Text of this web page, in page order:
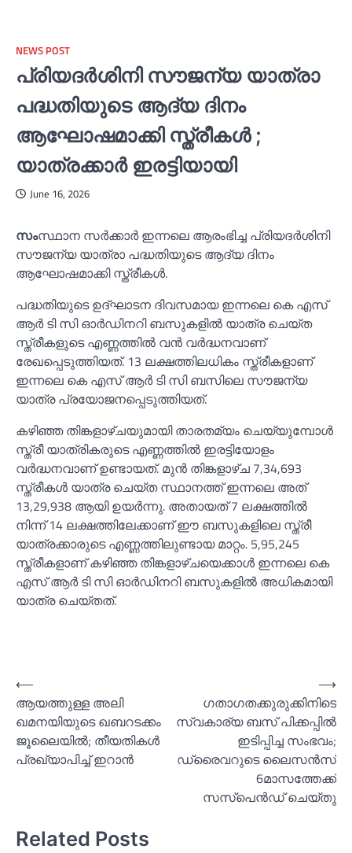
NEWS POST
പ്രിയദര്‍ശിനി സൗജന്യ യാത്രാ
പദ്ധതിയുടെ ആദ്യ ദിനം
ആഘോഷമാക്കി സ്ത്രീകള്‍ ;
യാത്രക്കാര്‍ ഇരട്ടിയായി
June 16, 2026
സംസ്ഥാന സര്‍ക്കാര്‍ ഇന്നലെ ആരംഭിച്ച പ്രിയദര്‍ശിനി
സൗജന്യ യാത്രാ പദ്ധതിയുടെ ആദ്യ ദിനം
ആഘോഷമാക്കി സ്ത്രീകള്‍.
പദ്ധതിയുടെ ഉദ്ഘാടന ദിവസമായ ഇന്നലെ കെ എസ്
ആര്‍ ടി സി ഓര്‍ഡിനറി ബസുകളില്‍ യാത്ര ചെയ്ത
സ്ത്രീകളുടെ എണ്ണത്തില്‍ വന്‍ വര്‍ദ്ധനവാണ്
രേഖപ്പെടുത്തിയത്. 13 ലക്ഷത്തിലധികം സ്ത്രീകളാണ്
ഇന്നലെ കെ എസ് ആര്‍ ടി സി ബസിലെ സൗജന്യ
യാത്ര പ്രയോജനപ്പെടുത്തിയത്.
കഴിഞ്ഞ തിങ്കളാഴ്ചയുമായി താരതമ്യം ചെയ്യുമ്പോള്‍
സ്ത്രീ യാത്രികരുടെ എണ്ണത്തില്‍ ഇരട്ടിയോളം
വര്‍ദ്ധനവാണ് ഉണ്ടായത്. മുന്‍ തിങ്കളാഴ്ച 7,34,693
സ്ത്രീകള്‍ യാത്ര ചെയ്ത സ്ഥാനത്ത് ഇന്നലെ അത്
13,29,938 ആയി ഉയര്‍ന്നു. അതായത് 7 ലക്ഷത്തില്‍
നിന്ന് 14 ലക്ഷത്തിലേക്കാണ് ഈ ബസുകളിലെ സ്ത്രീ
യാത്രക്കാരുടെ എണ്ണത്തിലുണ്ടായ മാറ്റം. 5,95,245
സ്ത്രീകളാണ് കഴിഞ്ഞ തിങ്കളാഴ്ചയെക്കാള്‍ ഇന്നലെ കെ
എസ് ആര്‍ ടി സി ഓര്‍ഡിനറി ബസുകളില്‍ അധികമായി
യാത്ര ചെയ്തത്.
Post
navigation
⟵
ആയത്തുള്ള അലി
ഖമനയിയുടെ ഖബറടക്കം
ജൂലൈയില്‍; തീയതികള്‍
പ്രഖ്യാപിച്ച്‌ ഇറാൻ
ഗതാഗതക്കുരുക്കിനിടെ
സ്വകാര്യ ബസ് പിക്കപ്പില്‍
ഇടിപ്പിച്ച സംഭവം;
ഡ്രൈവറുടെ ലൈസന്‍സ്
6മാസത്തേക്ക്
സസ്‌പെന്‍ഡ് ചെയ്തു
⟶
Related Posts